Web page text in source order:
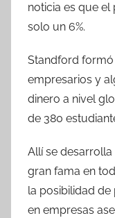
noticia es que
solo un 6%.
Standford formó
empresarios y
dinero a nivel
de 380
Allí se
gran fama en
la posibilidad
en empresas